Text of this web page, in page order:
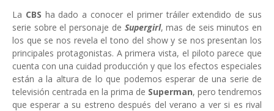
La CBS ha dado a conocer el primer tráiler extendido de sus
serie sobre el personaje de Supergirl, mas de seis minutos en
los que se nos revela el tono del show y se nos presentan los
principales protagonistas. A primera vista, el piloto parece que
cuenta con una cuidad producción y que los efectos especiales
están a la altura de lo que podemos esperar de una serie de
televisión centrada en la prima de Superman, pero tendremos
que esperar a su estreno después del verano a ver si es rival